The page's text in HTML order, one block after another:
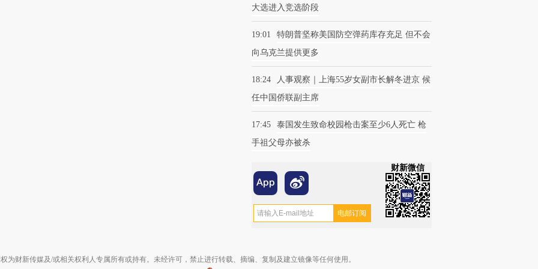
大选进入竞选阶段
19:01
特朗普坚称美国防空弹药库存充足 但不会
向乌克兰提供更多
18:24
人事观察｜上海55岁女副市长解冬进京 候
任中国侨联副主席
17:45
泰国发生致命校园枪击案至少6人死亡 枪
手祖父母亦被杀
财新微信
为财新传媒及/或相关权利人专属所有或持有。未经许可，禁止进行转载、摘编、复制及建立镜像等任何使用。